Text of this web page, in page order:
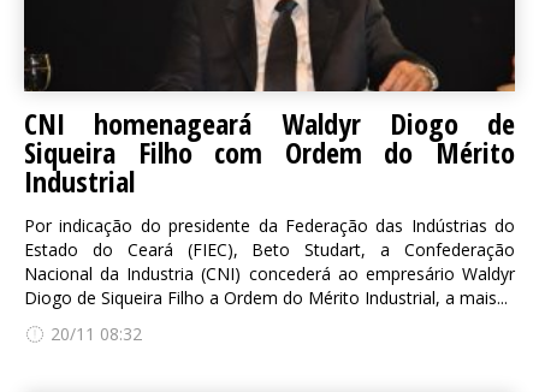
CNI homenageará Waldyr Diogo de
Siqueira Filho com Ordem do Mérito
Industrial
Por indicação do presidente da Federação das Indústrias do
Estado do Ceará (FIEC), Beto Studart, a Confederação
Nacional da Industria (CNI) concederá ao empresário Waldyr
Diogo de Siqueira Filho a Ordem do Mérito Industrial, a mais...
20/11 08:32